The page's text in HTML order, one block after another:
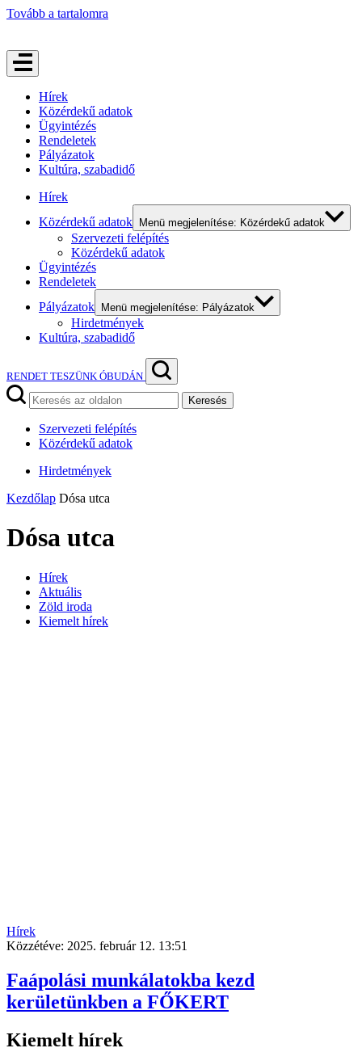
Tovább a tartalomra
Hírek
Közérdekű adatok
Ügyintézés
Rendeletek
Pályázatok
Kultúra, szabadidő
Hírek
Közérdekű adatok
Menü megjelenítése: Közérdekű adatok
Szervezeti felépítés
Közérdekű adatok
Ügyintézés
Rendeletek
Pályázatok
Menü megjelenítése: Pályázatok
Hirdetmények
Kultúra, szabadidő
RENDET TESZÜNK ÓBUDÁN
Keresés
Szervezeti felépítés
Közérdekű adatok
Hirdetmények
Kezdőlap Dósa utca
Dósa utca
Hírek
Aktuális
Zöld iroda
Kiemelt hírek
Hírek
Közzétéve: 2025. február 12. 13:51
Faápolási munkálatokba kezd
kerületünkben a FŐKERT
Kiemelt hírek